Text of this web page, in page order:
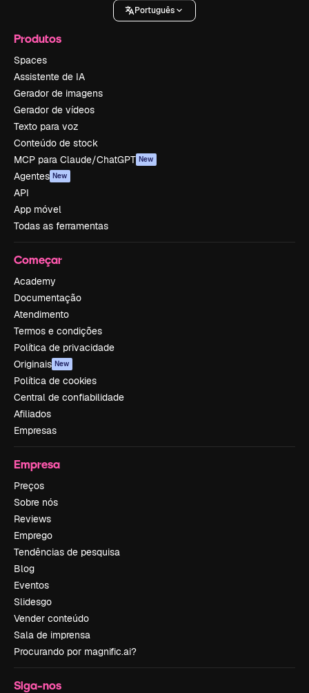
Português
Produtos
Spaces
Assistente de IA
Gerador de imagens
Gerador de vídeos
Texto para voz
Conteúdo de stock
MCP para Claude/ChatGPT New
Agentes New
API
App móvel
Todas as ferramentas
Começar
Academy
Documentação
Atendimento
Termos e condições
Política de privacidade
Originais New
Política de cookies
Central de confiabilidade
Afiliados
Empresas
Empresa
Preços
Sobre nós
Reviews
Emprego
Tendências de pesquisa
Blog
Eventos
Slidesgo
Vender conteúdo
Sala de imprensa
Procurando por magnific.ai?
Siga-nos